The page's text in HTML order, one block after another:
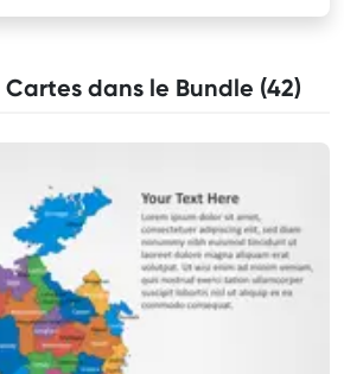
dans le Bundle (42)